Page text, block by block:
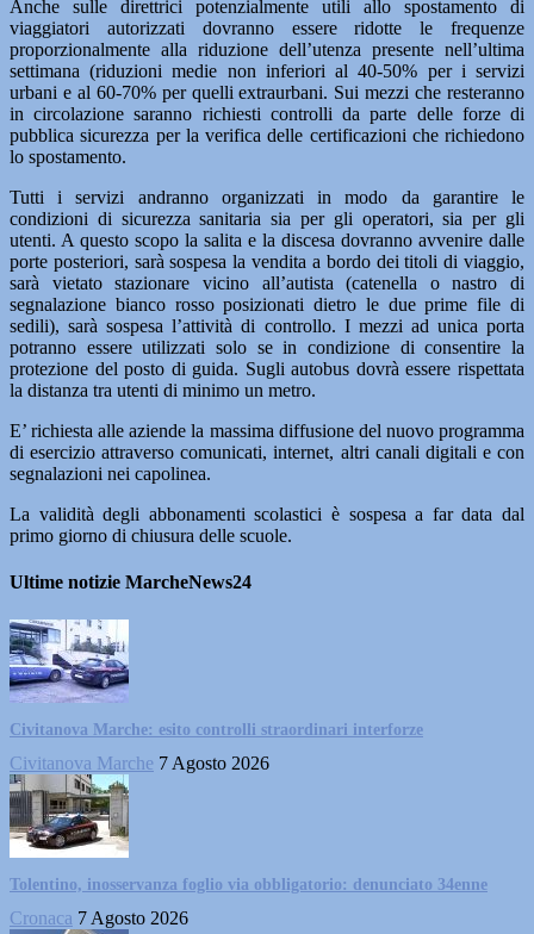
Anche sulle direttrici potenzialmente utili allo spostamento di
viaggiatori autorizzati dovranno essere ridotte le frequenze
proporzionalmente alla riduzione dell’utenza presente nell’ultima
settimana (riduzioni medie non inferiori al 40-50% per i servizi
urbani e al 60-70% per quelli extraurbani. Sui mezzi che resteranno
in circolazione saranno richiesti controlli da parte delle forze di
pubblica sicurezza per la verifica delle certificazioni che richiedono
lo spostamento.
Tutti i servizi andranno organizzati in modo da garantire le
condizioni di sicurezza sanitaria sia per gli operatori, sia per gli
utenti. A questo scopo la salita e la discesa dovranno avvenire dalle
porte posteriori, sarà sospesa la vendita a bordo dei titoli di viaggio,
sarà vietato stazionare vicino all’autista (catenella o nastro di
segnalazione bianco rosso posizionati dietro le due prime file di
sedili), sarà sospesa l’attività di controllo. I mezzi ad unica porta
potranno essere utilizzati solo se in condizione di consentire la
protezione del posto di guida. Sugli autobus dovrà essere rispettata
la distanza tra utenti di minimo un metro.
E’ richiesta alle aziende la massima diffusione del nuovo programma
di esercizio attraverso comunicati, internet, altri canali digitali e con
segnalazioni nei capolinea.
La validità degli abbonamenti scolastici è sospesa a far data dal
primo giorno di chiusura delle scuole.
Ultime notizie MarcheNews24
Civitanova Marche: esito controlli straordinari interforze
Civitanova Marche 7 Agosto 2026
Tolentino, inosservanza foglio via obbligatorio: denunciato 34enne
Cronaca 7 Agosto 2026